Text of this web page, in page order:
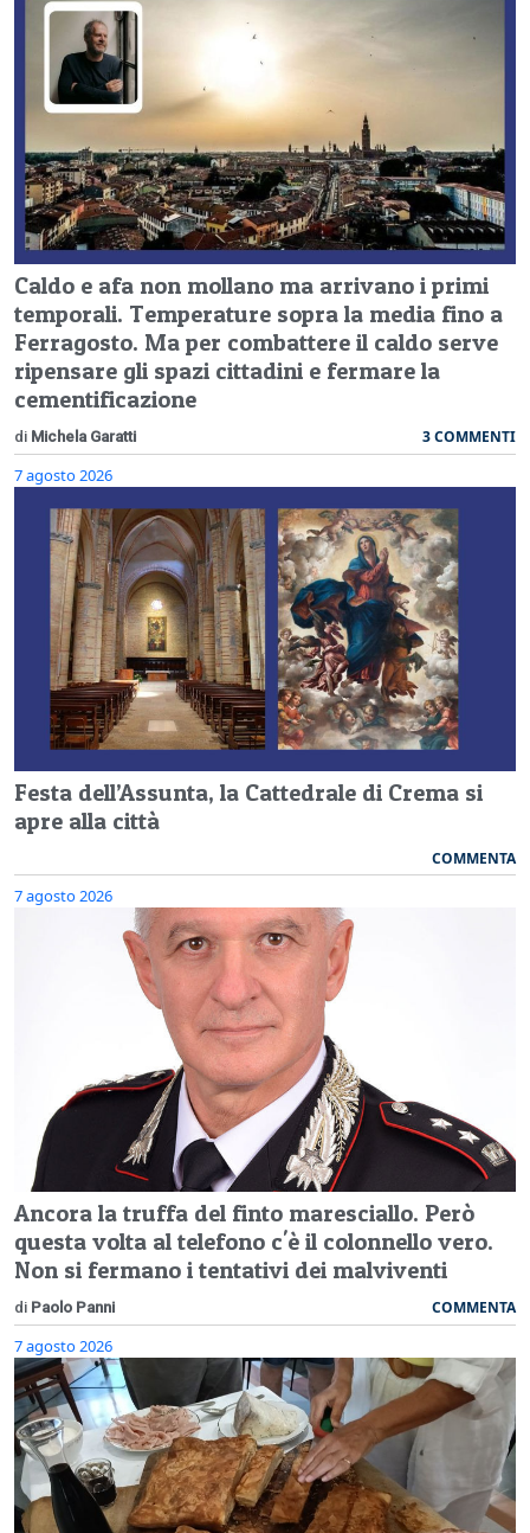
Caldo e afa non mollano ma arrivano i primi
temporali. Temperature sopra la media fino a
Ferragosto. Ma per combattere il caldo serve
ripensare gli spazi cittadini e fermare la
cementificazione
di Michela Garatti 3 COMMENTI
7 agosto 2026
Festa dell’Assunta, la Cattedrale di Crema si
apre alla città
COMMENTA
7 agosto 2026
Ancora la truffa del finto maresciallo. Però
questa volta al telefono c'è il colonnello vero.
Non si fermano i tentativi dei malviventi
di Paolo Panni COMMENTA
7 agosto 2026